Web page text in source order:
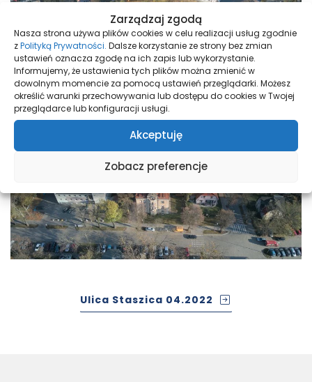
Zarządzaj zgodą
Nasza strona używa plików cookies w celu realizacji usług zgodnie
zPolityką Prywatności. Dalsze korzystanie ze strony bez zmian
ustawień oznacza zgodę na ich zapis lub wykorzystanie.
Informujemy, że ustawienia tych plików można zmienić w
dowolnym momencie za pomocą ustawień przeglądarki. Możesz
określić warunki przechowywania lub dostępu do cookies w Twojej
przeglądarce lub konfiguracji usługi.
Akceptuję
Zobacz preferencje
Ulica Staszica 04.2022